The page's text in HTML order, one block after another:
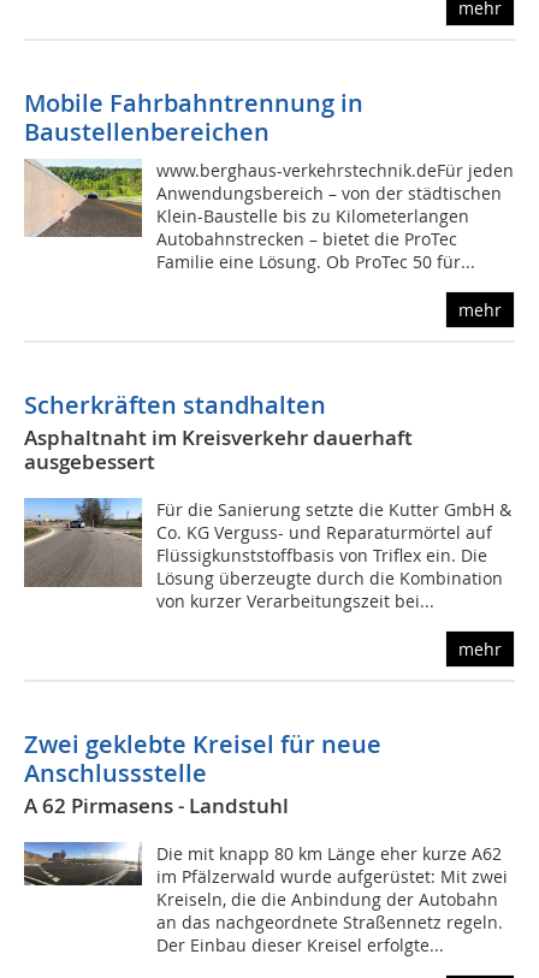
mehr
Mobile Fahrbahntrennung in
Baustellenbereichen
www.berghaus-verkehrstechnik.deFür jeden
Anwendungsbereich – von der städtischen
Klein-Baustelle bis zu Kilometerlangen
Autobahnstrecken – bietet die ProTec
Familie eine Lösung. Ob ProTec 50 für...
mehr
Scherkräften standhalten
Asphaltnaht im Kreisverkehr dauerhaft
ausgebessert
Für die Sanierung setzte die Kutter GmbH &
Co. KG Verguss- und Reparaturmörtel auf
Flüssigkunststoffbasis von Triflex ein. Die
Lösung überzeugte durch die Kombination
von kurzer Verarbeitungszeit bei...
mehr
Zwei geklebte Kreisel für neue
Anschlussstelle
A 62 Pirmasens - Landstuhl
Die mit knapp 80 km Länge eher kurze A62
im Pfälzerwald wurde aufgerüstet: Mit zwei
Kreiseln, die die Anbindung der Autobahn
an das nachgeordnete Straßennetz regeln.
Der Einbau dieser Kreisel erfolgte...